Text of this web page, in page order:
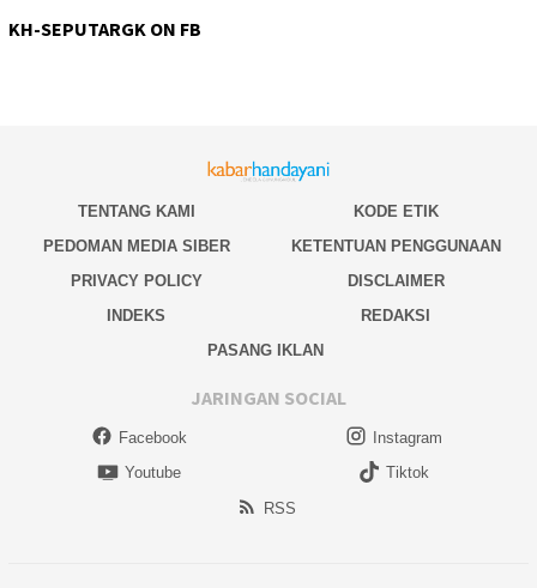
KH-SEPUTARGK ON FB
TENTANG KAMI
KODE ETIK
PEDOMAN MEDIA SIBER
KETENTUAN PENGGUNAAN
PRIVACY POLICY
DISCLAIMER
INDEKS
REDAKSI
PASANG IKLAN
JARINGAN SOCIAL
Facebook
Instagram
Youtube
Tiktok
RSS